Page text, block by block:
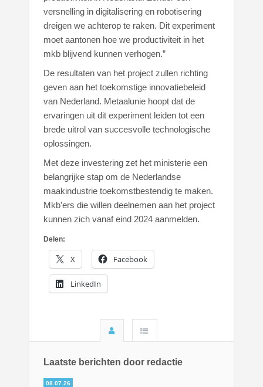
versnelling in digitalisering en robotisering
dreigen we achterop te raken. Dit experiment
moet aantonen hoe we productiviteit in het
mkb blijvend kunnen verhogen.”
De resultaten van het project zullen richting
geven aan het toekomstige innovatiebeleid
van Nederland. Metaalunie hoopt dat de
ervaringen uit dit experiment leiden tot een
brede uitrol van succesvolle technologische
oplossingen.
Met deze investering zet het ministerie een
belangrijke stap om de Nederlandse
maakindustrie toekomstbestendig te maken.
Mkb’ers die willen deelnemen aan het project
kunnen zich vanaf eind 2024 aanmelden.
Delen:
X Facebook
LinkedIn
Laatste berichten door redactie
08.07.26